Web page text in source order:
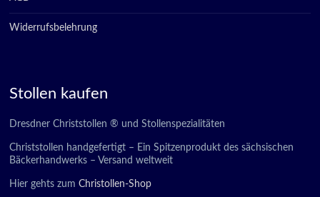
Widerrufsbelehrung
Stollen kaufen
Dresdner Christstollen ® und Stollenspezialitäten
Christstollen handgefertigt – Ein Spitzenprodukt des sächsischen
Bäckerhandwerks – Versand weltweit
Hier gehts zumChristollen-Shop